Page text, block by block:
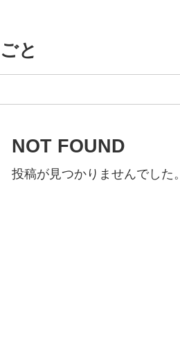
と
NOT FOUND
投稿が見つかりませんでした。